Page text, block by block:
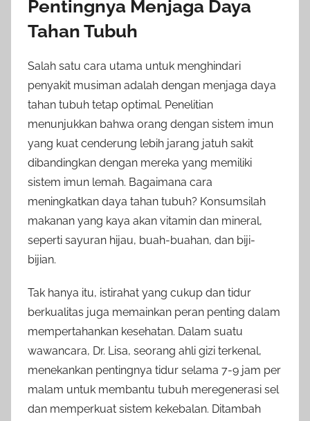
Pentingnya Menjaga Daya
Tahan Tubuh
Salah satu cara utama untuk menghindari
penyakit musiman adalah dengan menjaga daya
tahan tubuh tetap optimal. Penelitian
menunjukkan bahwa orang dengan sistem imun
yang kuat cenderung lebih jarang jatuh sakit
dibandingkan dengan mereka yang memiliki
sistem imun lemah. Bagaimana cara
meningkatkan daya tahan tubuh? Konsumsilah
makanan yang kaya akan vitamin dan mineral,
seperti sayuran hijau, buah-buahan, dan biji-
bijian.
Tak hanya itu, istirahat yang cukup dan tidur
berkualitas juga memainkan peran penting dalam
mempertahankan kesehatan. Dalam suatu
wawancara, Dr. Lisa, seorang ahli gizi terkenal,
menekankan pentingnya tidur selama 7-9 jam per
malam untuk membantu tubuh meregenerasi sel
dan memperkuat sistem kekebalan. Ditambah